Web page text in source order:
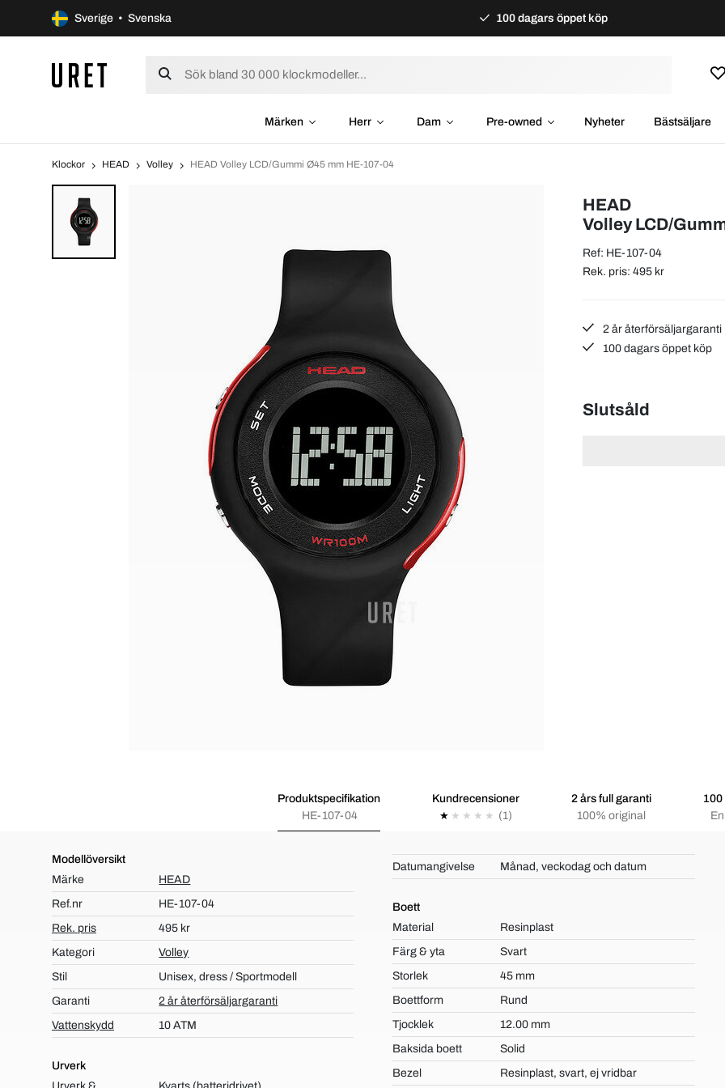
Sverige • Svenska 100 dagars öppet köp
Märken Herr Dam Pre-owned Nyheter Bästsäljare
Klockor HEAD Volley HEAD Volley LCD/Gummi Ø45 mm HE-107-04
HEAD
Volley LCD/
Ref: HE-107-04
Rek. pris: 495 kr
2 år återförsäljargaranti
100 dagars öppet köp
Slutsåld
Produktspecifikation
HE-107-04
Kundrecensioner
(1)
2 års full garanti
100% original
Modellöversikt
Märke
HEAD
Ref.nr
HE-107-04
Rek. pris
495 kr
Kategori
Volley
Stil
Unisex, dress / Sportmodell
Garanti
2 år återförsäljargaranti
Vattenskydd
10 ATM
Urverk
Datumangivelse Månad, veckodag och datum
Boett
Material
Resinplast
Färg & yta
Svart
Storlek
45 mm
Boettform
Rund
Tjocklek
12.00 mm
Baksida boett
Solid
Bezel
Resinplast, svart, ej vridbar